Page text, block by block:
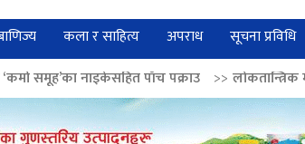
कला र साहित्य अपराध सूचना प्रविधि
पाँच पक्राउ >>लोकतान्त्रिक मूल्य सुदृढ बनाउन